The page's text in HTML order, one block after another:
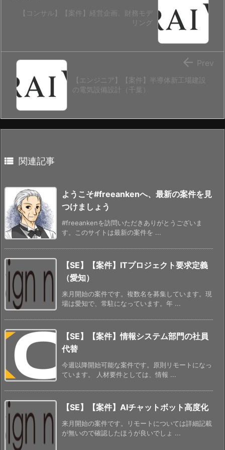
【コンサル】【案件】経営企画、財務モデ
リング
【エンジニア】【案件】半導体新工場建設
の電気設備設計（千葉）
 Prev
 関連記事
ようこそ#freeankenへ、最新の案件を見
つけましょう
#freeankenを訪問いただきありがとうございま
す。このサイトは最新の案件を ...
【SE】【案件】ITプロジェクト要求定義
（愛知）
来月開始の案件です。複数名を募集しています。現
場は愛知で、常駐になっています。年 ...
【SE】【案件】情報システム部門の社員
代替
今週以降開始可能な案件です。原則リモートになっ
ています。 人材要件としては、情報 ...
【SE】【案件】AIチャットボット高度化
来月開始の案件です。リモートについては詳細記載
が無いので確認したほうが良いでしょ ...